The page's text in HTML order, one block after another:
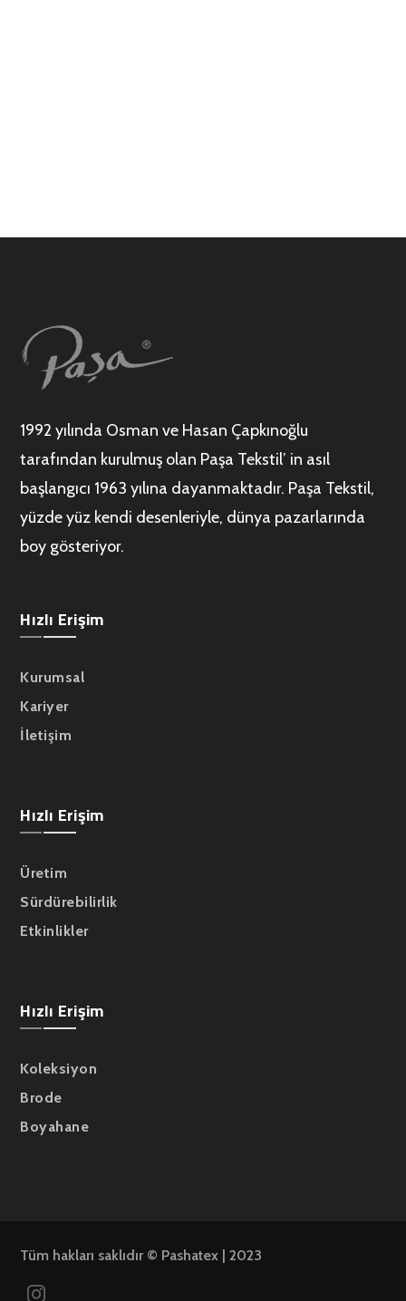
1992 yılında Osman ve Hasan Çapkınoğlu
tarafından kurulmuş olan Paşa Tekstil’ in asıl
başlangıcı 1963 yılına dayanmaktadır. Paşa Tekstil,
yüzde yüz kendi desenleriyle, dünya pazarlarında
boy gösteriyor.
Hızlı Erişim
Kurumsal
Kariyer
İletişim
Hızlı Erişim
Üretim
Sürdürebilirlik
Etkinlikler
Hızlı Erişim
Koleksiyon
Brode
Boyahane
Tüm hakları saklıdır © Pashatex | 2023